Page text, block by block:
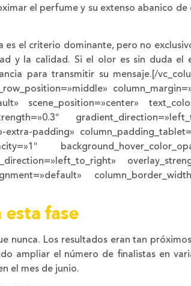
el perfume y su extenso abanico de
el criterio dominante, pero no
y la calidad. Si el olor es sin duda el
para transmitir su mensaje.[/
scene_position=»center»
extra-padding»
fase
nunca. Los resultados eran tan
ampliar el número de finalistas en
el mes de junio.